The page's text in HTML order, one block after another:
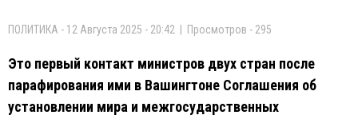
ПОЛИТИКА - 12 Августа 2025 - 20:42 | Просмотров - 295
Это первый контакт министров двух стран после
парафирования ими в Вашингтоне Соглашения об
установлении мира и межгосударственных